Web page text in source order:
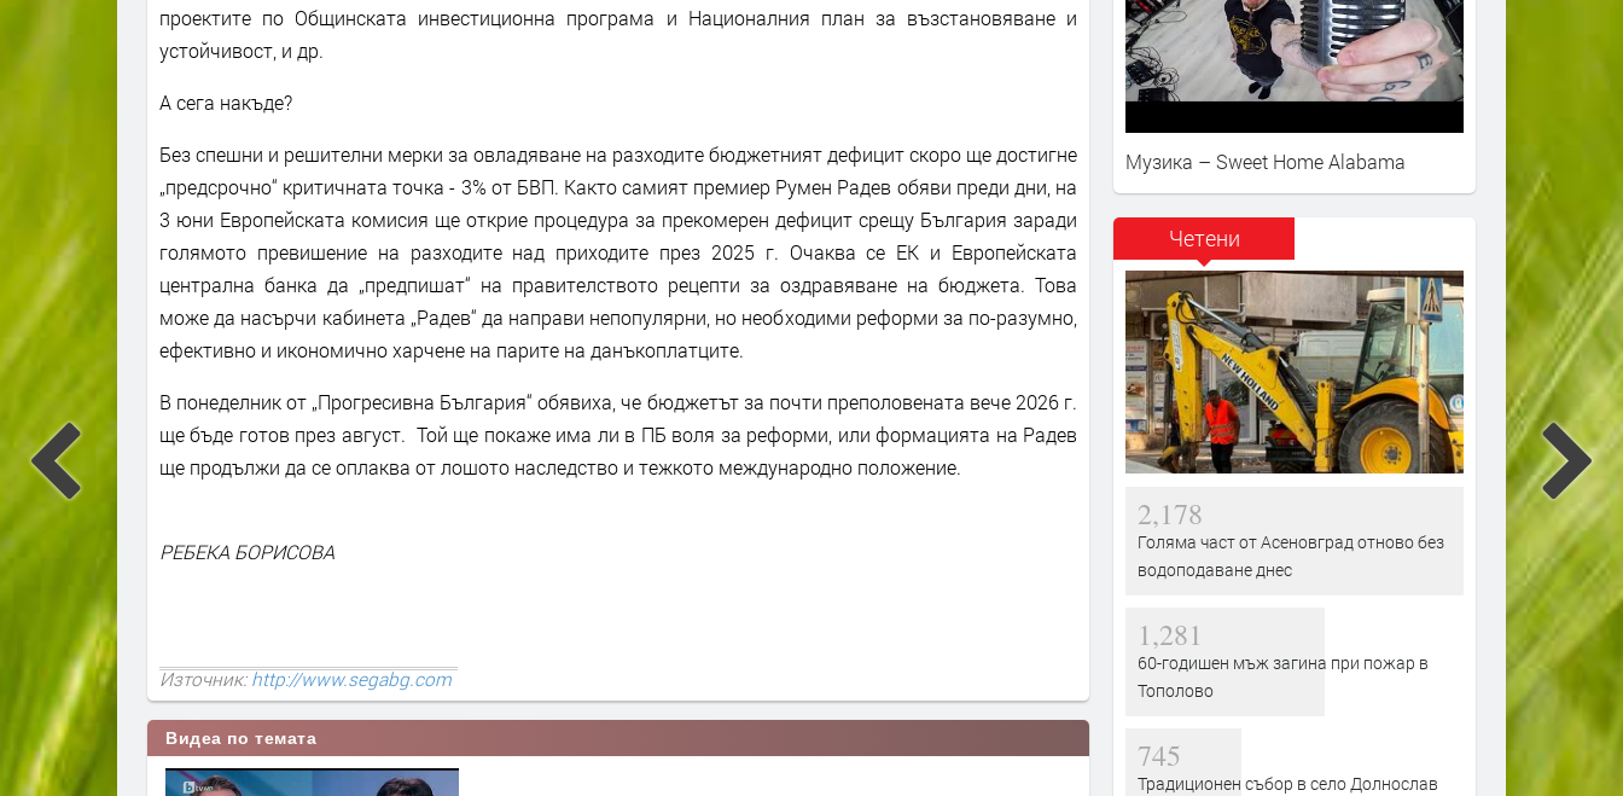
проектите по Общинската инвестиционна програма и Националния план за възстановяване и
устойчивост, и др.
А сега накъде?
Без спешни и решителни мерки за овладяване на разходите бюджетният дефицит скоро ще достигне
„предсрочно“ критичната точка - 3% от БВП. Както самият премиер Румен Радев обяви преди дни, на
3 юни Европейската комисия ще открие процедура за прекомерен дефицит срещу България заради
голямото превишение на разходите над приходите през 2025 г. Очаква се ЕК и Европейската
централна банка да „предпишат“ на правителството рецепти за оздравяване на бюджета. Това
може да насърчи кабинета „Радев“ да направи непопулярни, но необходими реформи за по-разумно,
ефективно и икономично харчене на парите на данъкоплатците.
В понеделник от „Прогресивна България“ обявиха, че бюджетът за почти преполовената вече 2026 г.
ще бъде готов през август. Той ще покаже има ли в ПБ воля за реформи, или формацията на Радев
ще продължи да се оплаква от лошото наследство и тежкото международно положение.
РЕБЕКА БОРИСОВА
Източник:http://www.segabg.com
Видеа по темата
Музика – Sweet Home Alabama
Четени
2,178
Голяма част от Асеновград отново без
водоподаване днес
1,281
60-годишен мъж загина при пожар в
Тополово
745
Традиционен събор в село Долнослав